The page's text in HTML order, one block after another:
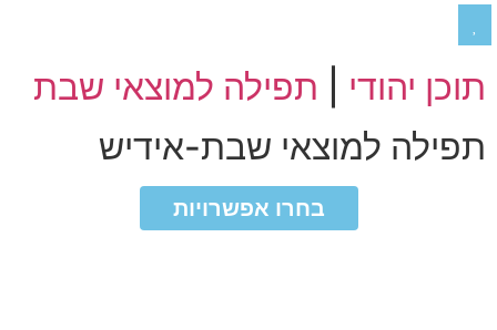
תוכן יהודי
תפילה למוצאי שבת
תפילה למוצאי שבת-אידיש
בחרו אפשרויות
₪
₪